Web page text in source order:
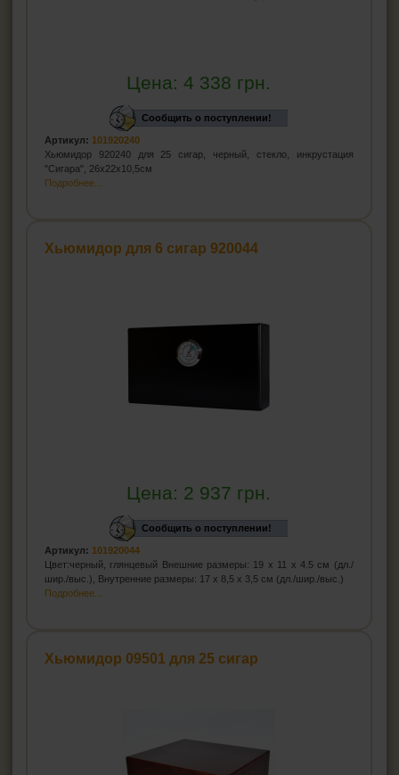
Цена:4 338 грн.
Сообщить о поступлении!
Артикул: 101920240
Хьюмидор 920240 для 25 сигар, черный, стекло, инкрустация
"Сигара", 26х22х10,5см
Подробнее...
Хьюмидор для 6 сигар 920044
Цена: 2 937 грн.
Сообщить о поступлении!
Артикул: 101920044
Цвет:черный, глянцевый Внешние размеры: 19 х 11 х 4.5 см (дл./
шир./выс.), Внутренние размеры: 17 х 8,5 х 3,5 см (дл./шир./выс.)
Подробнее...
Хьюмидор 09501 для 25 сигар